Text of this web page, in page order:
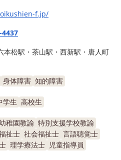
f.jp/
4437
本松駅・茶山駅・西新駅・唐人町
身体障害 知的障害
学生 高校生
稚園教諭 特別支援学校教諭
祉士 社会福祉士 言語聴覚士
理学療法士 児童指導員